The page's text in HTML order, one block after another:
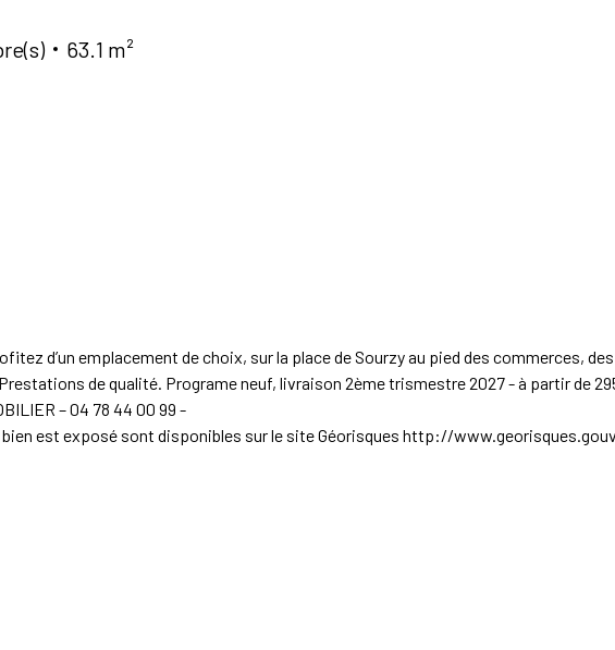
63.1 m²
d’un emplacement de choix, sur la place de Sourzy au pied des commerces,
de qualité. Programe neuf, livraison 2ème trismestre 2027 - à partir de
– 04 78 44 00 99 -
est exposé sont disponibles sur le site Géorisques http://